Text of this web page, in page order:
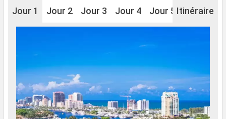
Jour 1 Jour 2 Jour 3 Jour 4 Jour 5 Jour 6
Itinéraire